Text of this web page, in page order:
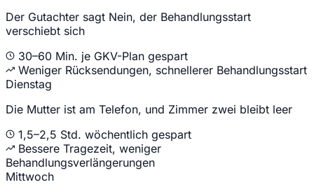
Der Gutachter sagt Nein, der Behandlungsstart
verschiebt sich
30–60 Min. je GKV-Plan gespart
Weniger Rücksendungen, schnellerer Behandlungsstart
Dienstag
Die Mutter ist am Telefon, und Zimmer zwei bleibt leer
1,5–2,5 Std. wöchentlich gespart
Bessere Tragezeit, weniger
Behandlungsverlängerungen
Mittwoch